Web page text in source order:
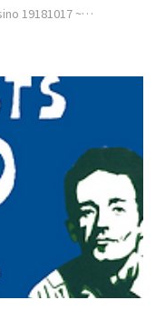
19181017 ~
영화 에서 더빙 했다.
리스 피셔(Doris
는 1906년의 샌프란
서비스(Robert W. S..